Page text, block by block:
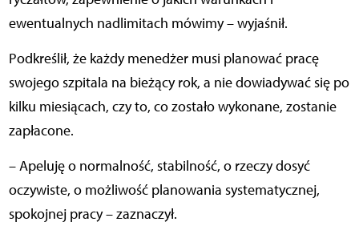
ewentualnych nadlimitach mówimy – wyjaśnił.
Podkreślił, że każdy menedżer musi planować pracę
swojego szpitala na bieżący rok, a nie dowiadywać się po
kilku miesiącach, czy to, co zostało wykonane, zostanie
zapłacone.
– Apeluję o normalność, stabilność, o rzeczy dosyć
oczywiste, o możliwość planowania systematycznej,
spokojnej pracy – zaznaczył.